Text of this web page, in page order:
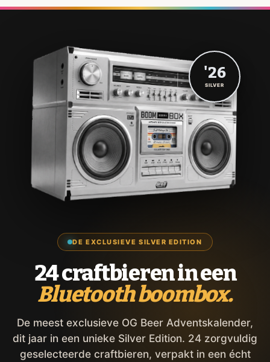
DE EXCLUSIEVE SILVER EDITION
24 craftbieren in een
Bluetooth boombox.
De meest exclusieve OG Beer Adventskalender,
dit jaar in een unieke Silver Edition. 24 zorgvuldig
geselecteerde craftbieren, verpakt in een écht
'26
SILVER